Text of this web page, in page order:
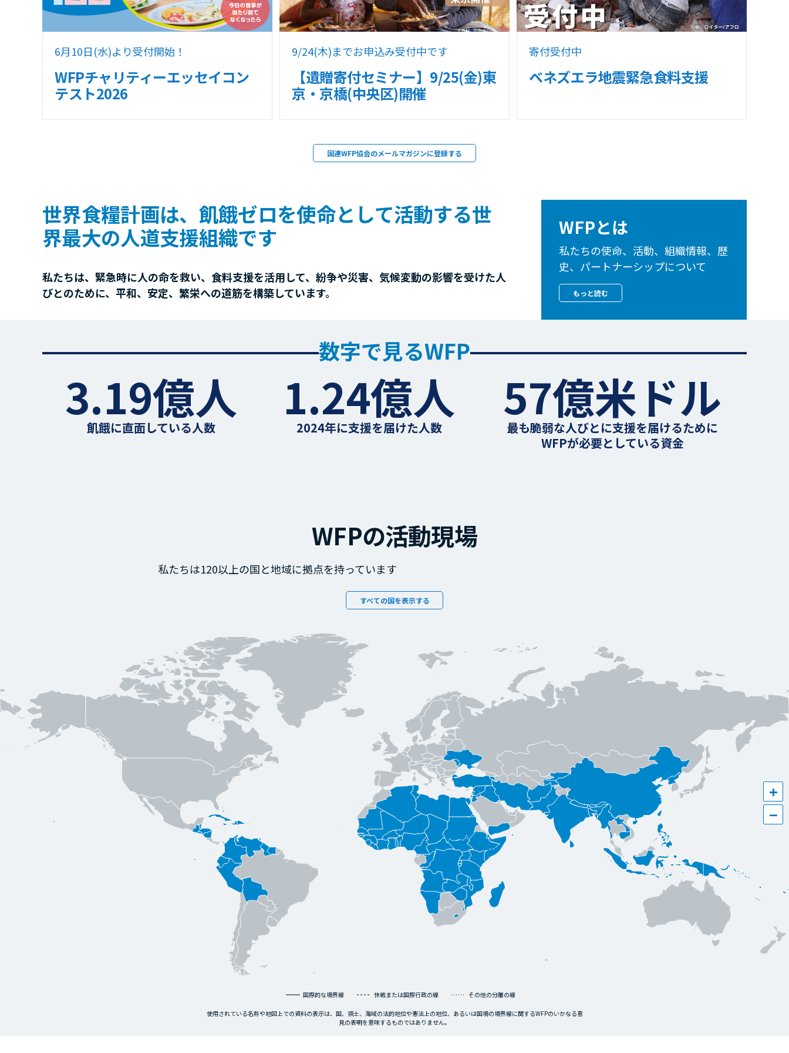
6月10日(水)より受付開始！
WFPチャリティーエッセイコン
テスト2026
9/24(木)までお申込み受付中です
【遺贈寄付セミナー】9/25(金)東
京・京橋(中央区)開催
寄付受付中
ベネズエラ地震緊急食料支援
国連WFP協会のメールマガジンに登録する
世界食糧計画は、飢餓ゼロを使命として活動する世
界最大の人道支援組織です
私たちは、緊急時に人の命を救い、食料支援を活用して、紛争や災害、気候変動の影響を受けた人
びとのために、平和、安定、繁栄への道筋を構築しています。
WFPとは
私たちの使命、活動、組織情報、歴
史、パートナーシップについて
もっと読む
数字で見るWFP
3.19億人
飢餓に直面している人数
1.24億人
2024年に支援を届けた人数
57億米ドル
最も脆弱な人びとに支援を届けるために
WFPが必要としている資金
WFPの活動現場
私たちは120以上の国と地域に拠点を持っています
すべての国を表示する
+
−
国際的な境界線 休戦または国際行政の線 その他の分離の線
使用されている名称や地図上での資料の表示は、国、領土、海域の法的地位や憲法上の地位、あるいは国境の境界線に関するWFPのいかなる意
見の表明を意味するものではありません。